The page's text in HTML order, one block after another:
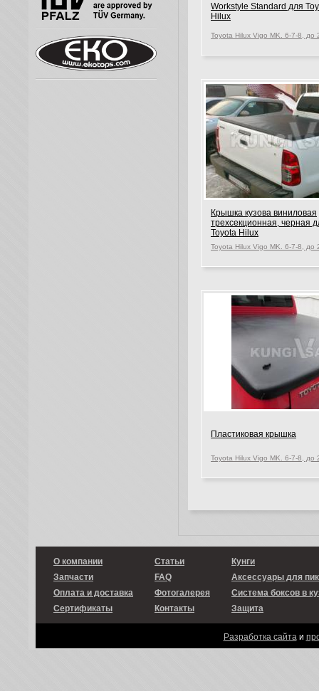
Workstyle Standard для
Hilux
Крышка кузова виниловая
трехсекционная, черная
Toyota Hilux
Пластиковая крышка
О компании
Запчасти
Оплата и доставка
Сертификаты
Статьи
FAQ
Фотогалерея
Контакты
Кунги
Аксессуары для
Система боксов в
Защита
Разработка сайта и